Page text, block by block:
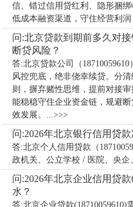
信、错过信用贷红利、隐形捆
低成本融资渠道，守住经营利
问:北京贷款到期前多久对
断贷风险？
答:北京贷款公司（
风控兜底，绝非侥幸续贷。分
则，摒弃赌性思维，提前对接
能稳稳守住企业资金链，规避
效发展。...>>>
问:2026年北京银行信用贷
答:北京个人信用贷款（
政机关、公立学校 / 医院、央
问:2026年北京企业信用贷
水？
答:北京企业贷款